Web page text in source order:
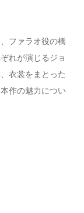
ファラオ役の橋
れが演じるジョ
衣裳をまとった
作の魅力につい